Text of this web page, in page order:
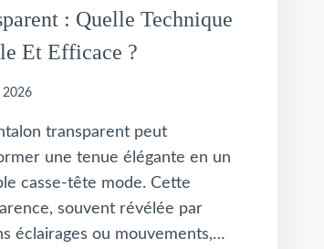
: Quelle Technique
Et Efficace ?
2026
transparent peut
une tenue élégante en un
casse-tête mode. Cette
souvent révélée par
éclairages ou mouvements,…